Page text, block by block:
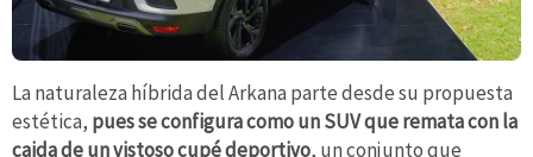
La naturaleza híbrida del Arkana parte desde su propuesta
estética, pues se configura como un SUV que remata con la
caida de un vistoso cupé deportivo, un conjunto que